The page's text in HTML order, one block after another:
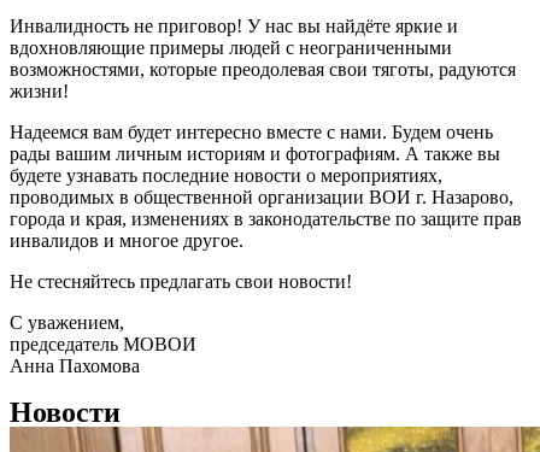
Инвалидность не приговор! У нас вы найдёте яркие и
вдохновляющие примеры людей с неограниченными
возможностями, которые преодолевая свои тяготы, радуются
жизни!
Надеемся вам будет интересно вместе с нами. Будем очень
рады вашим личным историям и фотографиям. А также вы
будете узнавать последние новости о мероприятиях,
проводимых в общественной организации ВОИ г. Назарово,
города и края, изменениях в законодательстве по защите прав
инвалидов и многое другое.
Не стесняйтесь предлагать свои новости!
С уважением,
председатель МОВОИ
Анна Пахомова
Новости